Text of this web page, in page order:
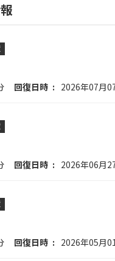
回復日時 2026年07月
回復日時 2026年06月
回復日時 2026年05月